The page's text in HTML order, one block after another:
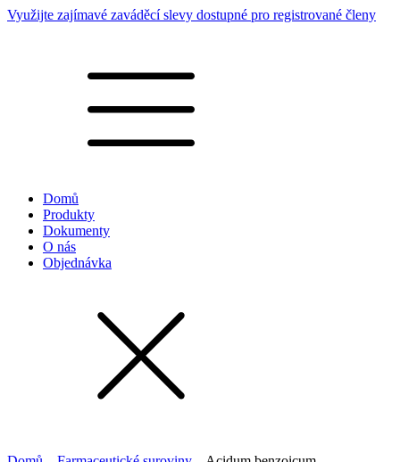
Využijte zajímavé zaváděcí slevy dostupné pro registrované členy
Domů
Produkty
Dokumenty
O nás
Objednávka